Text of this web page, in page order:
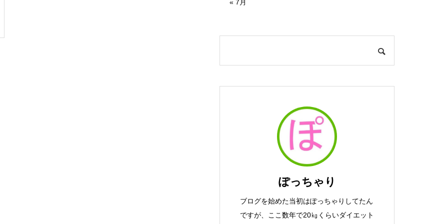
« 7月
ぽっちゃり
ブログを始めた当初はぽっちゃりしてたん
ですが、ここ数年で20㎏くらいダイエット